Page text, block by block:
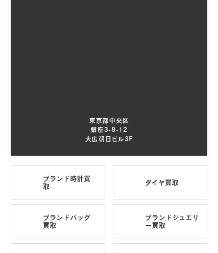
東京都中央区
銀座3-8-12
大広朝日ビル3F
ブランド時計買
取
ダイヤ買取
ブランドバッグ
買取
ブランドジュエリ
ー買取